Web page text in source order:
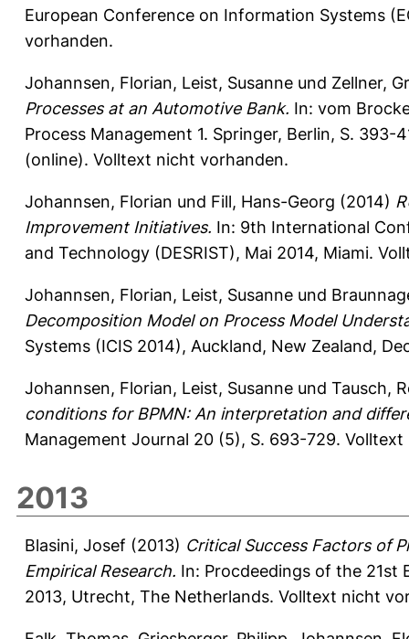
European Conference on Information Systems
vorhanden.
Johannsen, Florian, Leist, Susanne und Zellner,
Processes at an Automotive Bank. In: vom
Process Management 1. Springer, Berlin, S.
(online). Volltext nicht vorhanden.
Johannsen, Florian und Fill, Hans-Georg (2014)
Improvement Initiatives. In: 9th International
and Technology (DESRIST), Mai 2014, Miami.
Johannsen, Florian, Leist, Susanne und
Decomposition Model on Process Model
Systems (ICIS 2014), Auckland, New Zealand,
Johannsen, Florian, Leist, Susanne und Tausch,
conditions for BPMN: An interpretation and
Management Journal 20 (5), S. 693-729. Volltext
2013
Blasini, Josef (2013) Critical Success Factors of
Empirical Research. In: Procdeedings of the 21st
2013, Utrecht, The Netherlands. Volltext nicht